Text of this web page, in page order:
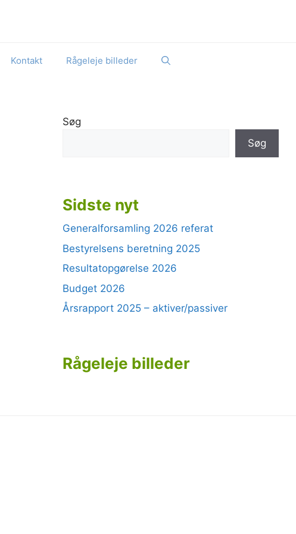
Kontakt Rågeleje billeder
Søg
Søg
Sidste nyt
Generalforsamling 2026 referat
Bestyrelsens beretning 2025
Resultatopgørelse 2026
Budget 2026
Årsrapport 2025 – aktiver/passiver
Rågeleje billeder